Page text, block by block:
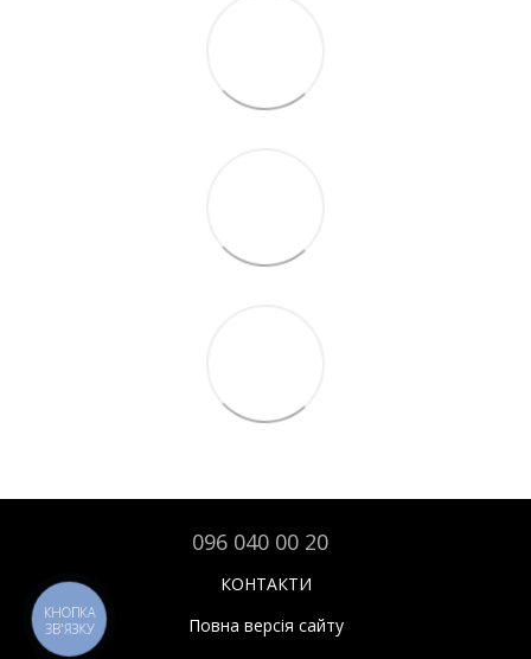
096 040 00 20
КОНТАКТИ
Повна версія сайту
КНОПКА
ЗВ'ЯЗКУ